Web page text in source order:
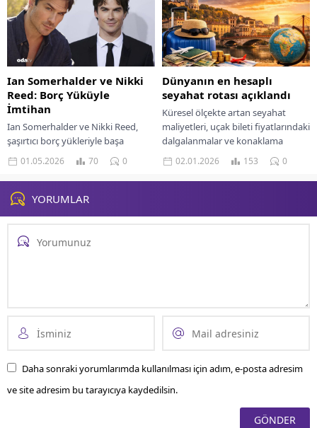
Ian Somerhalder ve Nikki
Reed: Borç Yüküyle
İmtihan
Ian Somerhalder ve Nikki Reed,
şaşırtıcı borç yükleriyle başa
çıkarken nasıl zorluklar
yaşadıklarını ve çözümlerini
keşfedin.
01.05.2026 70 0
Dünyanın en hesaplı
seyahat rotası açıklandı
Küresel ölçekte artan seyahat
maliyetleri, uçak bileti fiyatlarındaki
dalgalanmalar ve konaklama
giderlerindeki yükseliş, tatil planı
yapan milyonlarca kişinin rotasını
daha...
02.01.2026 153 0
YORUMLAR
Daha sonraki yorumlarımda kullanılması için adım, e-posta adresim
ve site adresim bu tarayıcıya kaydedilsin.